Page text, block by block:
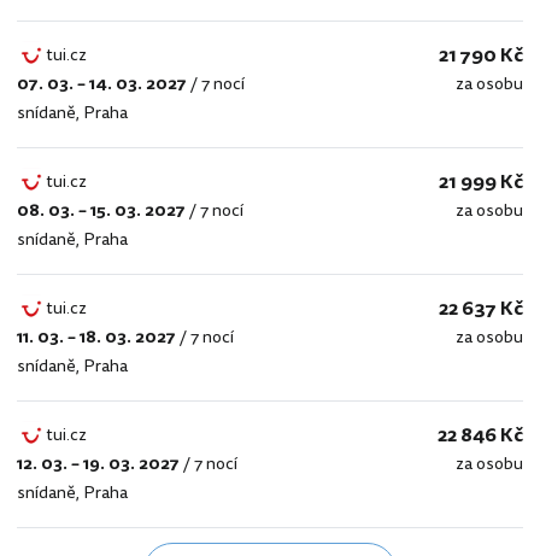
tui.cz
tui.cz
07. 03. – 14. 03. 2027/7 nocí
snídaně, Praha
21 790 Kč
za osobu
tui.cz
tui.cz
08. 03. – 15. 03. 2027/7 nocí
snídaně, Praha
21 999 Kč
za osobu
tui.cz
tui.cz
11. 03. – 18. 03. 2027/7 nocí
snídaně, Praha
22 637 Kč
za osobu
tui.cz
tui.cz
12. 03. – 19. 03. 2027/7 nocí
snídaně, Praha
22 846 Kč
za osobu